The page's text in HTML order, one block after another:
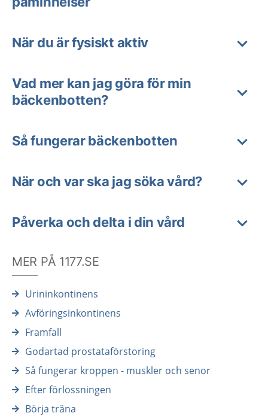
När du är fysiskt aktiv
Vad mer kan jag göra för min
bäckenbotten?
Så fungerar bäckenbotten
När och var ska jag söka vård?
Påverka och delta i din vård
MER PÅ 1177.SE
Urininkontinens
Avföringsinkontinens
Framfall
Godartad prostataförstoring
Så fungerar kroppen - muskler och senor
Efter förlossningen
Börja träna